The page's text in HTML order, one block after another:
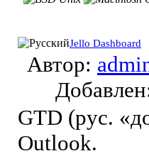
Jello Dashboard
Автор:
GTD (рус.
Outlook.